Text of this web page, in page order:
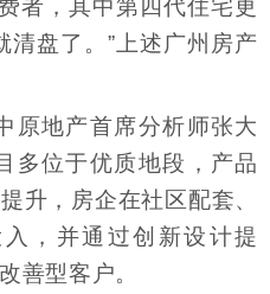
者，其中第四代住宅更
盘了。”上述广州房产
原地产首席分析师张大
多位于优质地段，产品
升，房企在社区配套、
，并通过创新设计提
善型客户。